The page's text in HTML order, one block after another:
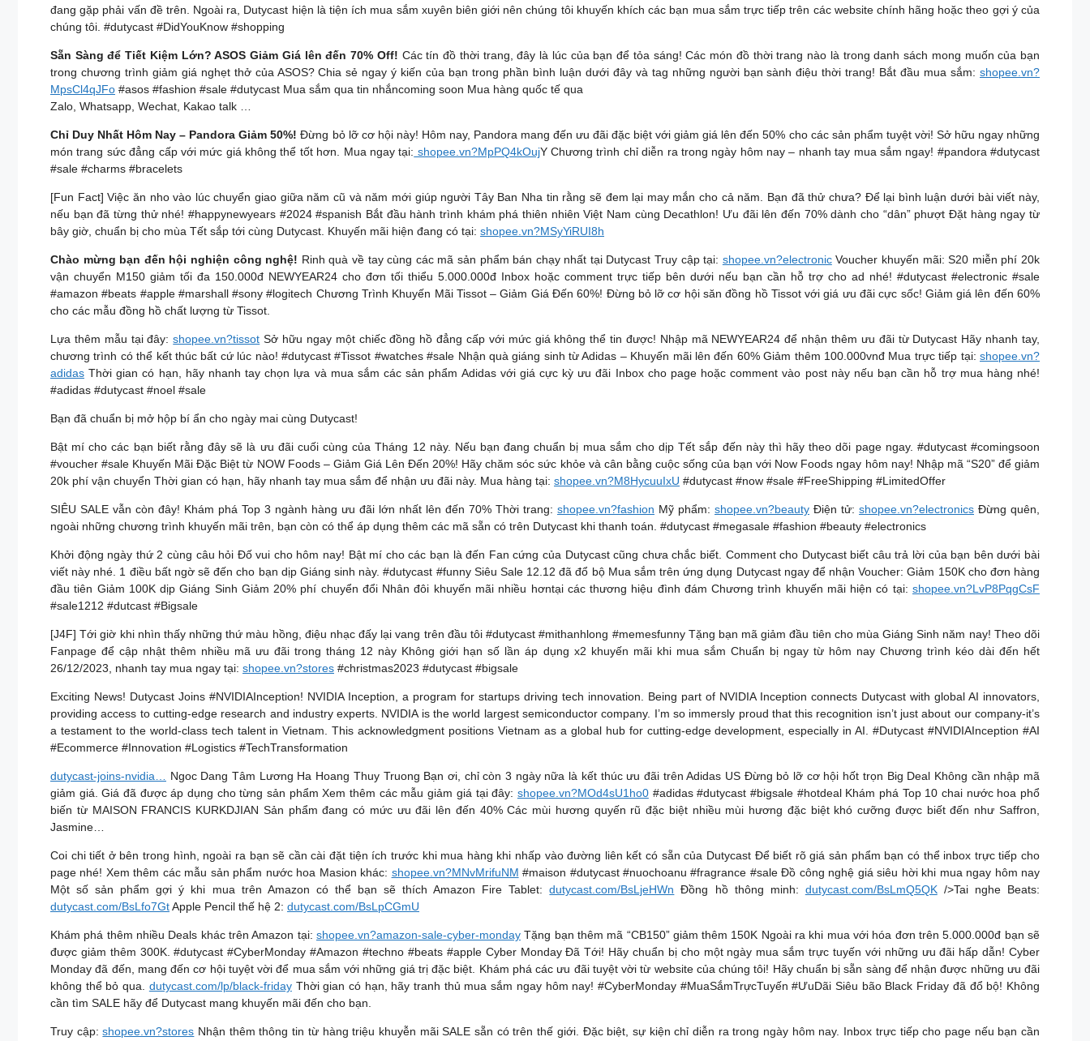
đang gặp phải vấn đề trên. Ngoài ra, Dutycast hiện là tiện ích mua sắm xuyên biên giới nên chúng tôi khuyến khích các bạn mua sắm trực tiếp trên các website chính hãng hoặc theo gợi ý của
chúng tôi. #dutycast #DidYouKnow #shopping
Sẵn Sàng để Tiết Kiệm Lớn? ASOS Giảm Giá lên đến 70% Off! Các tín đồ thời trang, đây là lúc của bạn để tỏa sáng! Các món đồ thời trang nào là trong danh sách mong muốn của bạn
trong chương trình giảm giá nghẹt thở của ASOS? Chia sẻ ngay ý kiến của bạn trong phần bình luận dưới đây và tag những người bạn sành điệu thời trang! Bắt đầu mua sắm: shopee.vn?
MpsCl4qJFo #asos #fashion #sale #dutycast Mua sắm qua tin nhắncoming soon Mua hàng quốc tế qua
Zalo, Whatsapp, Wechat, Kakao talk …
Chỉ Duy Nhất Hôm Nay – Pandora Giảm 50%!Đừng bỏ lỡ cơ hội này! Hôm nay, Pandora mang đến ưu đãi đặc biệt với giảm giá lên đến 50% cho các sản phẩm tuyệt vời! Sở hữu ngay những
món trang sức đẳng cấp với mức giá không thể tốt hơn. Mua ngay tại: shopee.vn?MpPQ4kOujY Chương trình chỉ diễn ra trong ngày hôm nay – nhanh tay mua sắm ngay! #pandora #dutycast
#sale #charms #bracelets
[Fun Fact] Việc ăn nho vào lúc chuyển giao giữa năm cũ và năm mới giúp người Tây Ban Nha tin rằng sẽ đem lại may mắn cho cả năm. Bạn đã thử chưa? Để lại bình luận dưới bài viết này,
nếu bạn đã từng thử nhé! #happynewyears #2024 #spanish Bắt đầu hành trình khám phá thiên nhiên Việt Nam cùng Decathlon! Ưu đãi lên đến 70% dành cho “dân” phượt Đặt hàng ngay từ
bây giờ, chuẩn bị cho mùa Tết sắp tới cùng Dutycast. Khuyến mãi hiện đang có tại: shopee.vn?MSyYiRUI8h
Chào mừng bạn đến hội nghiện công nghệ! Rinh quà về tay cùng các mã sản phẩm bán chạy nhất tại Dutycast Truy cập tại: shopee.vn?electronicVoucher khuyến mãi: S20 miễn phí 20k
vận chuyển M150 giảm tối đa 150.000đ NEWYEAR24 cho đơn tối thiểu 5.000.000đ Inbox hoặc comment trực tiếp bên dưới nếu bạn cần hỗ trợ cho ad nhé! #dutycast #electronic #sale
#amazon #beats #apple #marshall #sony #logitech Chương Trình Khuyến Mãi Tissot – Giảm Giá Đến 60%! Đừng bỏ lỡ cơ hội săn đồng hồ Tissot với giá ưu đãi cực sốc! Giảm giá lên đến 60%
cho các mẫu đồng hồ chất lượng từ Tissot.
Lựa thêm mẫu tại đây:shopee.vn?tissot Sở hữu ngay một chiếc đồng hồ đẳng cấp với mức giá không thể tin được! Nhập mã NEWYEAR24 để nhận thêm ưu đãi từ Dutycast Hãy nhanh tay,
chương trình có thể kết thúc bất cứ lúc nào! #dutycast #Tissot #watches #sale Nhận quà giáng sinh từ Adidas – Khuyến mãi lên đến 60% Giảm thêm 100.000vnđ Mua trực tiếp tại: shopee.vn?
adidas Thời gian có hạn, hãy nhanh tay chọn lựa và mua sắm các sản phẩm Adidas với giá cực kỳ ưu đãi Inbox cho page hoặc comment vào post này nếu bạn cần hỗ trợ mua hàng nhé!
#adidas #dutycast #noel #sale
Bạn đã chuẩn bị mở hộp bí ẩn cho ngày mai cùng Dutycast!
Bật mí cho các bạn biết rằng đây sẽ là ưu đãi cuối cùng của Tháng 12 này. Nếu bạn đang chuẩn bị mua sắm cho dịp Tết sắp đến này thì hãy theo dõi page ngay. #dutycast #comingsoon
#voucher #sale Khuyến Mãi Đặc Biệt từ NOW Foods – Giảm Giá Lên Đến 20%! Hãy chăm sóc sức khỏe và cân bằng cuộc sống của bạn với Now Foods ngay hôm nay! Nhập mã “S20” để giảm
20k phí vận chuyển Thời gian có hạn, hãy nhanh tay mua sắm để nhận ưu đãi này. Mua hàng tại: shopee.vn?M8HycuuIxU #dutycast #now #sale #FreeShipping #LimitedOffer
SIÊU SALE vẫn còn đây! Khám phá Top 3 ngành hàng ưu đãi lớn nhất lên đến 70% Thời trang: shopee.vn?fashion Mỹ phẩm: shopee.vn?beauty Điện tử: shopee.vn?electronics Đừng quên,
ngoài những chương trình khuyến mãi trên, bạn còn có thể áp dụng thêm các mã sẵn có trên Dutycast khi thanh toán. #dutycast #megasale #fashion #beauty #electronics
Khởi động ngày thứ 2 cùng câu hỏi Đố vui cho hôm nay! Bật mí cho các bạn là đến Fan cứng của Dutycast cũng chưa chắc biết. Comment cho Dutycast biết câu trả lời của bạn bên dưới bài
viết này nhé. 1 điều bất ngờ sẽ đến cho bạn dịp Giáng sinh này. #dutycast #funny Siêu Sale 12.12 đã đổ bộ Mua sắm trên ứng dụng Dutycast ngay để nhận Voucher: Giảm 150K cho đơn hàng
đầu tiên Giảm 100K dịp Giáng Sinh Giảm 20% phí chuyển đổi Nhân đôi khuyến mãi nhiều hơntại các thương hiệu đình đám Chương trình khuyến mãi hiện có tại: shopee.vn?LvP8PqgCsF
#sale1212 #dutcast #Bigsale
[J4F] Tới giờ khi nhìn thấy những thứ màu hồng, điệu nhạc đấy lại vang trên đầu tôi #dutycast #mithanhlong #memesfunny Tặng bạn mã giảm đầu tiên cho mùa Giáng Sinh năm nay! Theo dõi
Fanpage để cập nhật thêm nhiều mã ưu đãi trong tháng 12 này Không giới hạn số lần áp dụng x2 khuyến mãi khi mua sắm Chuẩn bị ngay từ hôm nay Chương trình kéo dài đến hết
26/12/2023, nhanh tay mua ngay tại: shopee.vn?stores #christmas2023 #dutycast #bigsale
Exciting News! Dutycast Joins #NVIDIAInception! NVIDIA Inception, a program for startups driving tech innovation. Being part of NVIDIA Inception connects Dutycast with global AI innovators,
providing access to cutting-edge research and industry experts. NVIDIA is the world largest semiconductor company. I’m so immersly proud that this recognition isn’t just about our company-it’s
a testament to the world-class tech talent in Vietnam. This acknowledgment positions Vietnam as a global hub for cutting-edge development, especially in AI. #Dutycast #NVIDIAInception #AI
#Ecommerce #Innovation #Logistics #TechTransformation
dutycast-joins-nvidia…
Ngoc Dang Tâm Lương Ha Hoang Thuy Truong Bạn ơi, chỉ còn 3 ngày nữa là kết thúc ưu đãi trên Adidas US Đừng bỏ lỡ cơ hội hốt trọn Big Deal Không cần nhập mã
giảm giá. Giá đã được áp dụng cho từng sản phẩm Xem thêm các mẫu giảm giá tại đây: shopee.vn?MOd4sU1ho0#adidas #dutycast #bigsale #hotdeal Khám phá Top 10 chai nước hoa phổ
biến từ MAISON FRANCIS KURKDJIAN Sản phẩm đang có mức ưu đãi lên đến 40% Các mùi hương quyến rũ đặc biệt nhiều mùi hương đặc biệt khó cưỡng được biết đến như Saffron,
Jasmine…
Coi chi tiết ở bên trong hình, ngoài ra bạn sẽ cần cài đặt tiện ích trước khi mua hàng khi nhấp vào đường liên kết có sẵn của Dutycast Để biết rõ giá sản phẩm bạn có thể inbox trực tiếp cho
page nhé! Xem thêm các mẫu sản phẩm nước hoa Masion khác: shopee.vn?MNvMrifuNM #maison #dutycast #nuochoanu #fragrance #sale Đồ công nghệ giá siêu hời khi mua ngay hôm nay
Một số sản phẩm gợi ý khi mua trên Amazon có thể bạn sẽ thích Amazon Fire Tablet:dutycast.com/BsLjeHWn Đồng hồ thông minh: dutycast.com/BsLmQ5QK/>Tai nghe Beats:
dutycast.com/BsLfo7GtApple Pencil thế hệ 2: dutycast.com/BsLpCGmU
Khám phá thêm nhiều Deals khác trên Amazon tại: shopee.vn?amazon-sale-cyber-mondayTặng bạn thêm mã “CB150” giảm thêm 150K Ngoài ra khi mua với hóa đơn trên 5.000.000đ bạn sẽ
được giảm thêm 300K. #dutycast #CyberMonday #Amazon #techno #beats #apple Cyber Monday Đã Tới! Hãy chuẩn bị cho một ngày mua sắm trực tuyến với những ưu đãi hấp dẫn! Cyber
Monday đã đến, mang đến cơ hội tuyệt vời để mua sắm với những giá trị đặc biệt. Khám phá các ưu đãi tuyệt vời từ website của chúng tôi! Hãy chuẩn bị sẵn sàng để nhận được những ưu đãi
không thể bỏ qua. dutycast.com/lp/black-fridayThời gian có hạn, hãy tranh thủ mua sắm ngay hôm nay! #CyberMonday #MuaSắmTrựcTuyến #ƯuDãi Siêu bão Black Friday đã đổ bộ! Không
cần tìm SALE hãy để Dutycast mang khuyến mãi đến cho bạn.
Truy cập:shopee.vn?stores Nhận thêm thông tin từ hàng triệu khuyễn mãi SALE sẵn có trên thế giới. Đặc biệt, sự kiện chỉ diễn ra trong ngày hôm nay. Inbox trực tiếp cho page nếu bạn cần